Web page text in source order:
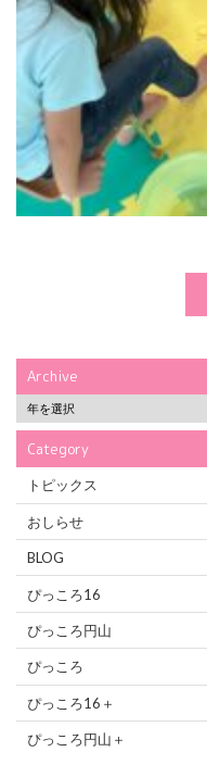
Archive
Category
トピックス
おしらせ
BLOG
ぴっころ16
ぴっころ円山
ぴっころ
ぴっころ16＋
ぴっころ円山＋